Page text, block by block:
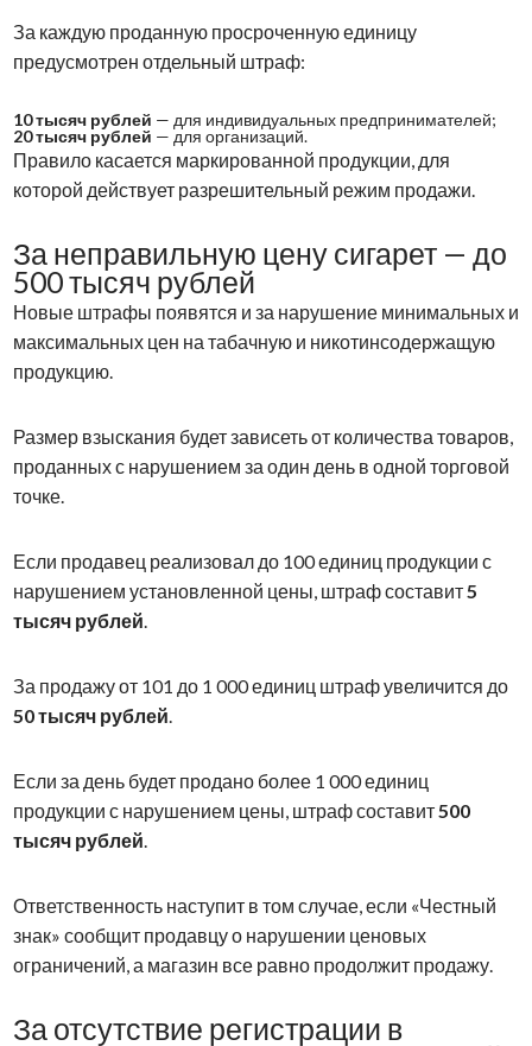
За каждую проданную просроченную единицу
предусмотрен отдельный штраф:
10 тысяч рублей — для индивидуальных предпринимателей;
20 тысяч рублей — для организаций.
Правило касается маркированной продукции, для
которой действует разрешительный режим продажи.
За неправильную цену сигарет — до
500 тысяч рублей
Новые штрафы появятся и за нарушение минимальных и
максимальных цен на табачную и никотинсодержащую
продукцию.
Размер взыскания будет зависеть от количества товаров,
проданных с нарушением за один день в одной торговой
точке.
Если продавец реализовал до 100 единиц продукции с
нарушением установленной цены, штраф составит 5
тысяч рублей
За продажу от 101 до 1 000 единиц штраф увеличится до
50 тысяч рублей
Если за день будет продано более 1 000 единиц
продукции с нарушением цены, штраф составит 500
тысяч рублей
Ответственность наступит в том случае, если «Честный
знак» сообщит продавцу о нарушении ценовых
ограничений, а магазин все равно продолжит продажу.
За отсутствие регистрации в